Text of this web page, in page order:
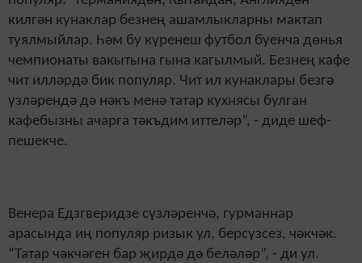
килгән кунаклар безнең ашамлыкларны мактап
туялмыйлар. Һәм бу күренеш футбол буенча дөнья
чемпионаты вакытына гына кагылмый. Безнең кафе
чит илләрдә бик популяр. Чит ил кунаклары безгә
үзләрендә дә нәкъ менә татар кухнясы булган
кафебызны ачарга тәкъдим иттеләр”, - диде шеф-
пешекче.
Венера Едзгверидзе сүзләренчә, гурманнар
арасында иң популяр ризык ул, берсүзсез, чәкчәк.
“Татар чәкчәген бар җирдә дә беләләр”, - ди ул.